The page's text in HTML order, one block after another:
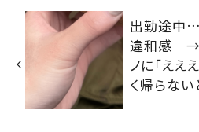
出勤途中
違和感 →
ノに「ええ
く帰らない